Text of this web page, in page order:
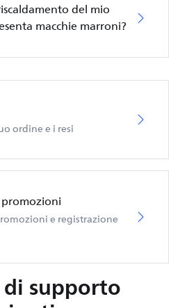
del mio
macchie marroni?
ordine e i resi
e registrazione
di supporto